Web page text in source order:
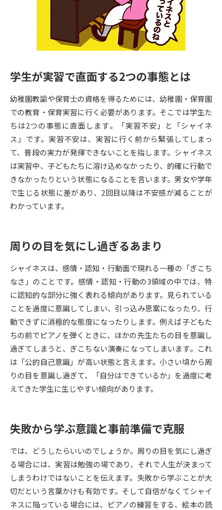
留学・進学関連、塾・予備校
大学入学共通テスト「受験案
内」の請求
大学入学共通テスト「受験上の
配慮案内」の請求
高等学校卒業程度認定試験
幼稚園教員資格認定試験 小学校教員資格認定試験
高等学校（情報）教員資格認定
試験
大学研究 大学検索
大学で学べる内容や特徴を調べる
新増設大学・学部・学科特集
デジタルパンフレット 進路の３択
新学年スタート号特集ページ
（高3生用）
新学年スタート号特集ページ
（高2生用）
SELFBRAND特集ページ
オープンキャンパスなどを調べる
オープンキャンパス検索 実施プログラムから探す
志望校・出願校を調べる
併願校選び 受験スケジュールを立てよう
学生が実習で直面する2つの事態とは
幼稚園教諭や保育士の資格を得るためには、幼稚園・保育園
での教育・保育実習に行く必要があります。そこでは学生た
ちは2つの事態に直面します。「実習不安」と「シャイネ
ス」です。実習不安は、実習に行く前から緊張してしまっ
て、普段の実力が発揮できないことを指します。シャイネス
は実習中、子どもたちに溶け込めなかったり、的確に行動で
きなかったりという状態になることを言います。男女や学年
で生じる状態に差があり、2回目以降は不安感が減ることが
わかっています。
周りの目を気にし過ぎるあまり
シャイネスは、感情・認知・行動面で現れる一種の「ぎこち
なさ」のことです。感情・認知・行動の3領域の中では、特
に認知的な部分に強く表れる傾向があります。見られている
ことを過度に意識してしまい、引っ込み思案になったり、行
動できずに消極的な態度になったりします。例えば子どもた
ちの前でピアノを弾くときに、ほかの先生たちの目を意識し
過ぎてしまうと、ぎこちない演奏になってしまいます。これ
は「公的自己意識」が高い状態と言えます。小さい頃から周
りの目を意識し過ぎて、「自分はできているか」を過度に考
えてきた学生に生じやすい傾向があります。
失敗から学ぶ意識と事前準備で克服
では、どうしたらいいのでしょうか。周りの目を気にし過ぎ
る場合には、実習は勉強の場であり、それで人生が決まって
しまうわけではないことを伝えます。失敗から学ぶことが大
切だという言葉かけも有効です。そして自信がなくてシャイ
ネスに陥っている場合には、ピアノの練習をする、絵本の読